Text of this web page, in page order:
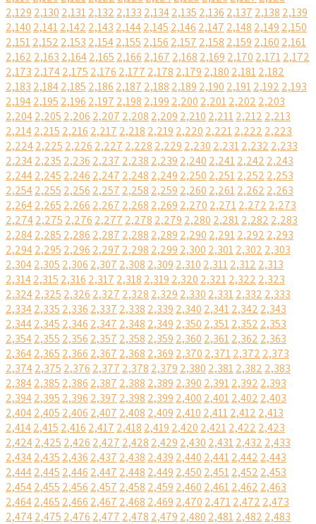
2,129 2,130 2,1312,132 2,133 2,1342,135 2,136 2,137 2,138 2,139
2,140 2,1412,142 2,143 2,1442,145 2,146 2,147 2,148 2,149 2,150
2,1512,152 2,153 2,1542,155 2,156 2,157 2,158 2,159 2,160 2,161
2,162 2,163 2,1642,165 2,166 2,167 2,168 2,169 2,170 2,1712,172
2,173 2,1742,175 2,176 2,177 2,178 2,179 2,180 2,1812,182
2,183 2,1842,185 2,186 2,187 2,188 2,189 2,190 2,1912,192 2,193
2,1942,195 2,196 2,197 2,198 2,199 2,200 2,2012,202 2,203
2,2042,205 2,206 2,207 2,208 2,209 2,210 2,2112,212 2,213
2,2142,215 2,216 2,217 2,218 2,219 2,220 2,2212,222 2,223
2,2242,225 2,226 2,227 2,228 2,229 2,230 2,2312,232 2,233
2,2342,235 2,236 2,237 2,238 2,239 2,240 2,2412,242 2,243
2,2442,245 2,246 2,247 2,248 2,249 2,250 2,2512,252 2,253
2,2542,255 2,256 2,257 2,258 2,259 2,260 2,2612,262 2,263
2,2642,265 2,266 2,267 2,268 2,269 2,270 2,2712,272 2,273
2,2742,275 2,276 2,277 2,278 2,279 2,280 2,2812,282 2,283
2,2842,285 2,286 2,287 2,288 2,289 2,290 2,2912,292 2,293
2,2942,295 2,296 2,297 2,298 2,299 2,300 2,3012,302 2,303
2,3042,305 2,306 2,307 2,308 2,309 2,310 2,3112,312 2,313
2,3142,315 2,316 2,317 2,318 2,319 2,320 2,3212,322 2,323
2,3242,325 2,326 2,327 2,328 2,329 2,330 2,3312,332 2,333
2,3342,335 2,336 2,337 2,338 2,339 2,340 2,3412,342 2,343
2,3442,345 2,346 2,347 2,348 2,349 2,350 2,3512,352 2,353
2,3542,355 2,356 2,357 2,358 2,359 2,360 2,3612,362 2,363
2,3642,365 2,366 2,367 2,368 2,369 2,370 2,3712,372 2,373
2,3742,375 2,376 2,377 2,378 2,379 2,380 2,3812,382 2,383
2,3842,385 2,386 2,387 2,388 2,389 2,390 2,3912,392 2,393
2,3942,395 2,396 2,397 2,398 2,399 2,400 2,4012,402 2,403
2,4042,405 2,406 2,407 2,408 2,409 2,410 2,4112,412 2,413
2,4142,415 2,416 2,417 2,418 2,419 2,420 2,4212,422 2,423
2,4242,425 2,426 2,427 2,428 2,429 2,430 2,4312,432 2,433
2,4342,435 2,436 2,437 2,438 2,439 2,440 2,4412,442 2,443
2,4442,445 2,446 2,447 2,448 2,449 2,450 2,4512,452 2,453
2,4542,455 2,456 2,457 2,458 2,459 2,460 2,4612,462 2,463
2,4642,465 2,466 2,467 2,468 2,469 2,470 2,4712,472 2,473
2,4742,475 2,476 2,477 2,478 2,479 2,480 2,4812,482 2,483